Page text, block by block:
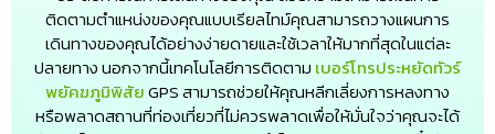
ติดตามตำแหน่งของคุณแบบเรียลไทม์คุณสามารถวางแผนการ
เดินทางของคุณได้อย่างง่ายดายและใช้เวลาให้มากที่สุดในแต่ละ
ปลายทาง นอกจากนี้เทคโนโลยีการติดตาม เบอร์โทรประหยัดทัวร์
พยัคฆภูมิพิสัยGPS สามารถช่วยให้คุณหลีกเลี่ยงการหลงทาง
หรือพลาดสถานที่ท่องเที่ยวที่ไม่ควรพลาดเพื่อให้มั่นใจว่าคุณจะได้